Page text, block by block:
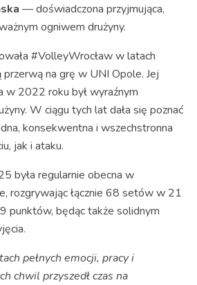
— doświadczona przyjmująca,
ogniwem drużyny.
#VolleyWrocław w latach
na grę w UNI Opole. Jej
w 2022 roku był wyraźnym
W ciągu tych lat dała się poznać
konsekwentna i wszechstronna
jak i ataku.
była regularnie obecna w
rozgrywając łącznie 68 setów w 21
punktów, będąc także solidnym
pełnych emocji, pracy i
chwil przyszedł czas na